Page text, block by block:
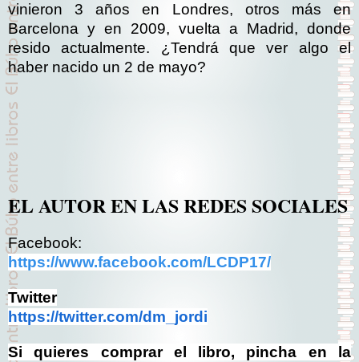
vinieron 3 años en Londres, otros más en
Barcelona y en 2009, vuelta a Madrid, donde
resido actualmente. ¿Tendrá que ver algo el
haber nacido un 2 de mayo?
EL AUTOR EN LAS REDES SOCIALES
Facebook:
https://www.facebook.com/LCDP17/
Twitter
https://twitter.com/dm_jordi
Si quieres comprar el libro, pincha en la